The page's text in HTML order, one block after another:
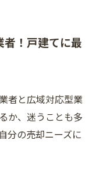
！戸建てに最
者と広域対応型業
か、迷うことも多
分の売却ニーズに